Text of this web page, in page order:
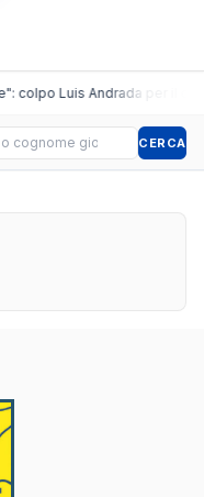
colpo Luis Andrada per il
giocatore CERCA